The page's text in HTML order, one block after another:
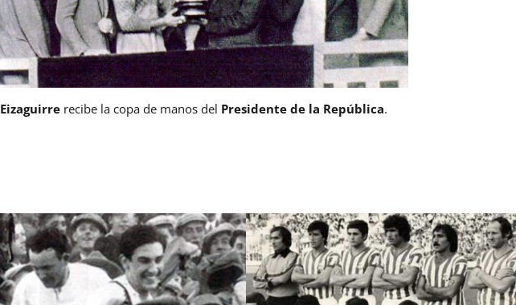
Eizaguirrerecibe la copa de manos del Presidente de la República.